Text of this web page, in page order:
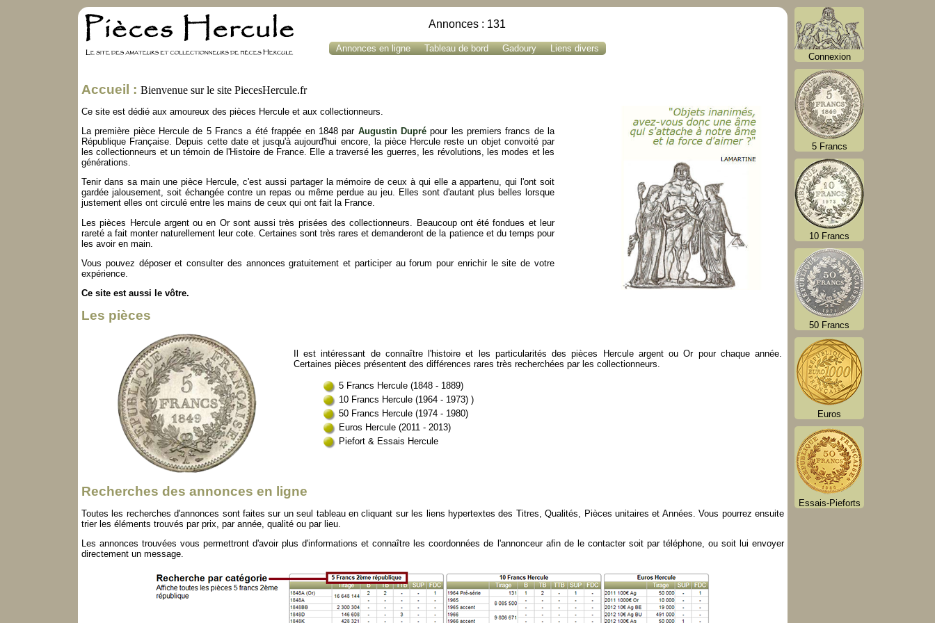
Annonces : 131
Annonces en ligne Tableau de bord Gadoury Liens divers
Accueil : Bienvenue sur le site PiecesHercule.fr
Ce site est dédié aux amoureux des pièces Hercule et aux collectionneurs.
La première pièce Hercule de 5 Francs a été frappée en 1848 par Augustin Duprépour les premiers francs de la
République Française. Depuis cette date et jusqu'à aujourd'hui encore, la pièce Hercule reste un objet convoité par
les collectionneurs et un témoin de l'Histoire de France. Elle a traversé les guerres, les révolutions, les modes et les
générations.
Tenir dans sa main une pièce Hercule, c'est aussi partager la mémoire de ceux à qui elle a appartenu, qui l'ont soit
gardée jalousement, soit échangée contre un repas ou même perdue au jeu. Elles sont d'autant plus belles lorsque
justement elles ont circulé entre les mains de ceux qui ont fait la France.
Les pièces Hercule argent ou en Or sont aussi très prisées des collectionneurs. Beaucoup ont été fondues et leur
rareté a fait monter naturellement leur cote. Certaines sont très rares et demanderont de la patience et du temps pour
les avoir en main.
Vous pouvez déposer et consulter des annonces gratuitement et participer au forum pour enrichir le site de votre
expérience.
Ce site est aussi le vôtre.
Les pièces
Il est intéressant de connaître l'histoire et les particularités des pièces Hercule argent ou Or pour chaque année.
Certaines pièces présentent des différences rares très recherchées par les collectionneurs.
5 Francs Hercule (1848 - 1889)
10 Francs Hercule (1964 - 1973) )
50 Francs Hercule (1974 - 1980)
Euros Hercule (2011 - 2013)
Piefort & Essais Hercule
Recherches des annonces en ligne
Toutes les recherches d'annonces sont faites sur un seul tableau en cliquant sur les liens hypertextes des Titres, Qualités, Pièces unitaires et Années. Vous pourrez ensuite
trier les éléments trouvés par prix, par année, qualité ou par lieu.
Les annonces trouvées vous permettront d'avoir plus d'informations et connaître les coordonnées de l'annonceur afin de le contacter soit par téléphone, ou soit lui envoyer
directement un message.
Connexion
5 Francs
10 Francs
50 Francs
Euros
Essais-Pieforts